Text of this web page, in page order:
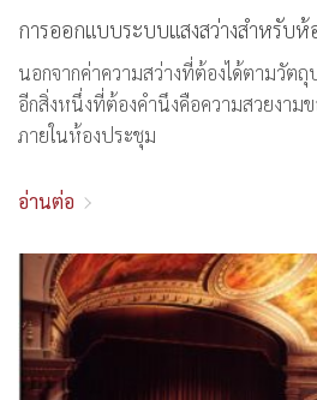
การออกแบบระบบแสงสว่างสำหรับห้
นอกจากค่าความสว่างที่ต้องได้ตามวัตถุ
อีกสิ่งหนึ่งที่ต้องคำนึงคือความสวยงามข
ภายในห้องประชุม
อ่านต่อ